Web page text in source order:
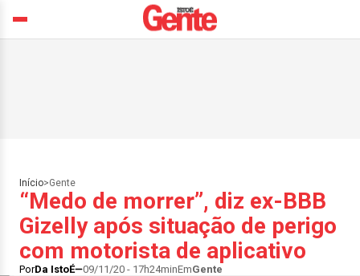
Início>Gente
“Medo de morrer”, diz ex-BBB
Gizelly após situação de perigo
com motorista de aplicativo
PorDa IstoÉ 09/11/20 - 17h24minEmGente